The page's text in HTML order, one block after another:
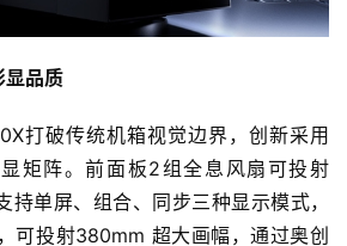
显品质
打破传统机箱视觉边界，创新采用
矩阵。前面板2组全息风扇可投射
持单屏、组合、同步三种显示模式，
可投射380mm 超大画幅，通过奥创